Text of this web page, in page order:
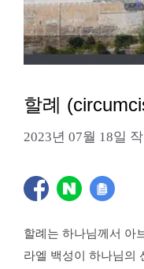
할례
2023년 07월 18일
할례는 하나님께서 아
라엘 백성이 하나님의